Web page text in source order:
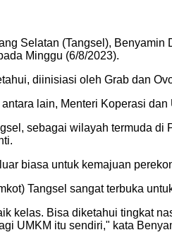
Selatan (Tangsel),
Minggu (6/8/2023).
diinisiasi oleh Grab dan
lain, Menteri Koperasi
sebagai wilayah termuda
biasa untuk kemajuan
Tangsel sangat terbuka
kelas. Bisa diketahui tingkat
UMKM itu sendiri," kata